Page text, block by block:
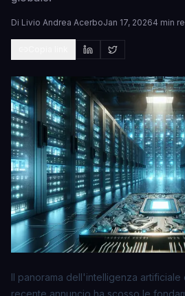
Di Livio Andrea AcerboJan 17, 20264 min
Il panorama dell'intelligenza artificiale
recente annuncio ha scosso le